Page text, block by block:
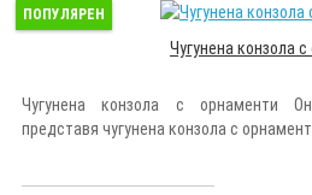
ПОПУЛЯРЕН
Чугунена конзола
Чугунена конзола с орнаменти
представя чугунена конзола с